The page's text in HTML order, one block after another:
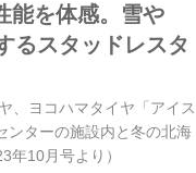
能を体感。雪や
るスタッドレスタ
、ヨコハマタイヤ「アイス
ンターの施設内と冬の北海
10月号より）